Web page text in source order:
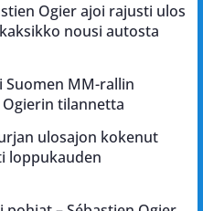
Ogier ajoi rajusti ulos
nousi autosta
Suomen MM-rallin
tilannetta
ulosajon kokenut
loppukauden